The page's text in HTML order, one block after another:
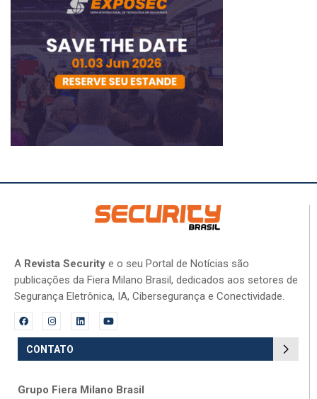
A Revista Security e o seu Portal de Notícias são
publicações da Fiera Milano Brasil, dedicados aos setores de
Segurança Eletrônica, IA, Cibersegurança e Conectividade.
CONTATO
Grupo Fiera Milano Brasil